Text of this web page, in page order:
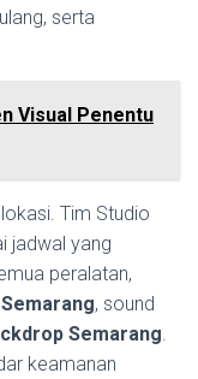
serta
Visual Penentu
Tim Studio
jadwal yang
peralatan,
, sound
Semarang.
keamanan